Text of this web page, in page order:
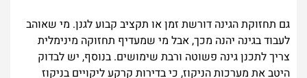
גם תחזוקת הגינה דורשת זמן או תקציב קבוע לגנן. מי שאוהב
לעבוד בגינה יהנה מכך, אבל מי שמעדיף תחזוקה מינימלית
צריך לתכנן גינה פשוטה ורבת שימושים. בנוסף, יש לבדוק
היטב את מערכות הניקוז, כי בדירות קרקע ליקויים בניקוז